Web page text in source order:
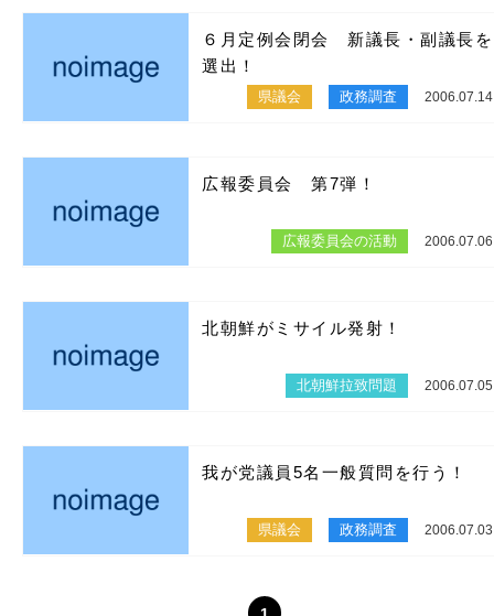
６月定例会閉会 新議長・副議長を
選出！
県議会 政務調査 2006.07.14
広報委員会 第7弾！
広報委員会の活動 2006.07.06
北朝鮮がミサイル発射！
北朝鮮拉致問題 2006.07.05
我が党議員5名一般質問を行う！
県議会 政務調査 2006.07.03